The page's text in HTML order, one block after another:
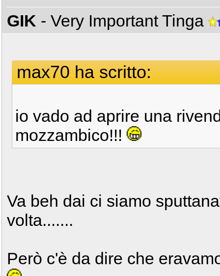
GIK - Very Important Tinga
max70 ha scritto:
io vado ad aprire una
mozzambico!!!
Va beh dai ci siamo
volta.......
Però c'è da dire che